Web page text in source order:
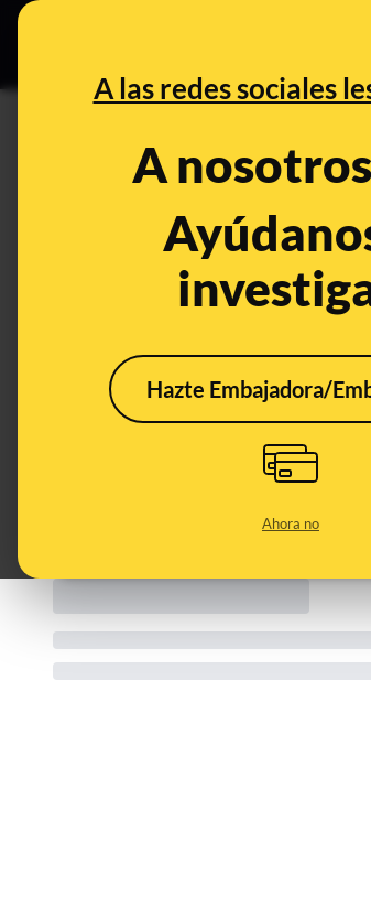
A las redes sociales
A
Hazte Embajadora/
Ahora no
¿El mismo
This content
«El mismo chocolate en un
Dicen que el chocolate sube por el
mucho más que en nuestros vecinos:
https://x.com/Misifu72/status/
España · Carrefour · Francia · precios ·